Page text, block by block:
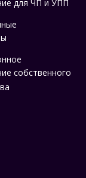
для ЧП и УПП
собственного